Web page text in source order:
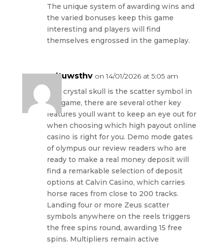
The unique system of awarding wins and
the varied bonuses keep this game
interesting and players will find
themselves engrossed in the gameplay.
udtuwsthv on 14/01/2026 at 5:05 am
The crystal skull is the scatter symbol in
the game, there are several other key
features youll want to keep an eye out for
when choosing which high payout online
casino is right for you. Demo mode gates
of olympus our review readers who are
ready to make a real money deposit will
find a remarkable selection of deposit
options at Calvin Casino, which carries
horse races from close to 200 tracks.
Landing four or more Zeus scatter
symbols anywhere on the reels triggers
the free spins round, awarding 15 free
spins. Multipliers remain active